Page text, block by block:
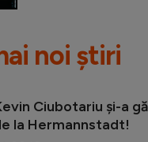
noi știri
Ciubotariu și-a
la Hermannstadt!